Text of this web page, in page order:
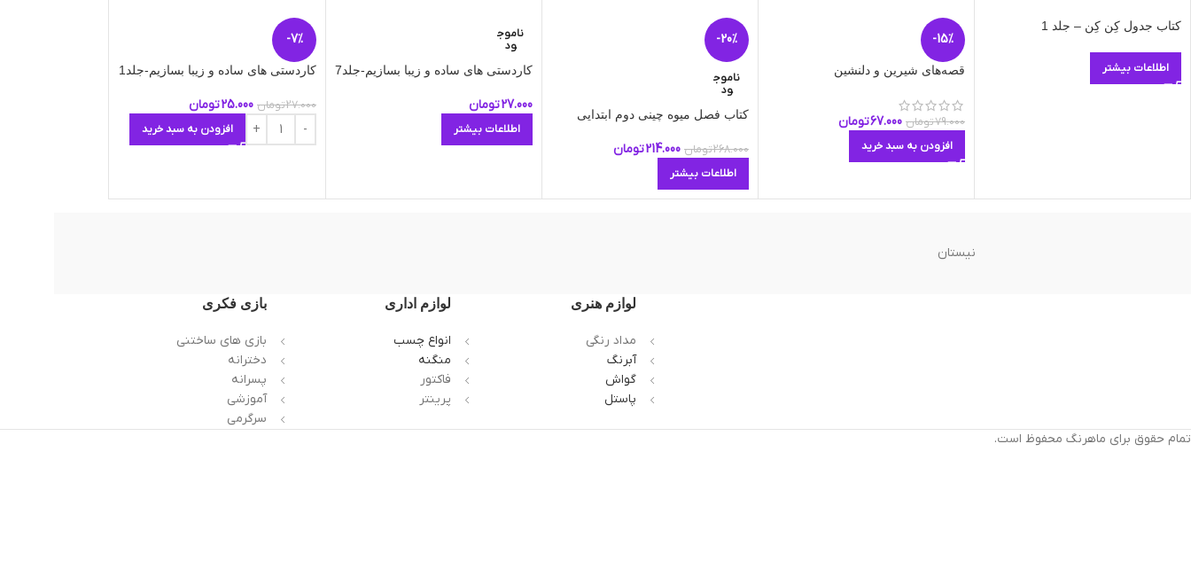
کتاب جدول کِن کِن – جلد 1
اطلاعات بیشتر
-15%
قصه‌های شیرین و دلنشین
79.000تومان 67.000تومان
افزودن به سبد خرید
-20%
ناموج
ود
کتاب فصل میوه چینی دوم ابتدایی
268.000تومان 214.000تومان
اطلاعات بیشتر
ناموج
ود
کاردستی های ساده و زیبا بسازیم-جلد7
27.000تومان
اطلاعات بیشتر
-7%
کاردستی های ساده و زیبا بسازیم-جلد1
27.000تومان 25.000تومان
افزودن به سبد خرید
نیستان
لوازم هنری
مداد رنگی
آبرنگ
گواش
پاستل
لوازم اداری
انواع چسب
منگنه
فاکتور
پرینتر
بازی فکری
بازی های ساختنی
دخترانه
پسرانه
آموزشی
سرگرمی
تمام حقوق برای ماهرنگ محفوظ است.